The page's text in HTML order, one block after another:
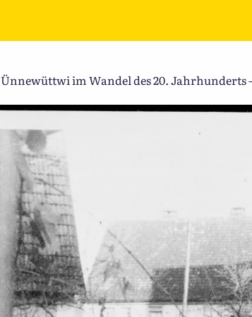
Ünnewüttwi im Wandel des 20. Jahrhunderts